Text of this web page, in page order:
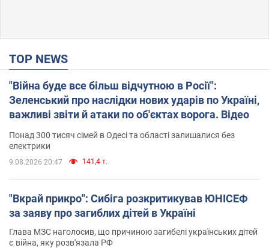
TOP NEWS
"Війна буде все більш відчутною в Росії":
Зеленський про наслідки нових ударів по Україні,
важливі звіти й атаки по об'єктах ворога. Відео
Понад 300 тисяч сімей в Одесі та області залишалися без
електрики
9.08.2026 20:47 141,4 т.
"Вкрай прикро": Сибіга розкритикував ЮНІСЕФ
за заяву про загиблих дітей в Україні
Глава МЗС наголосив, що причиною загибелі українських дітей
є війна, яку розв'язала РФ